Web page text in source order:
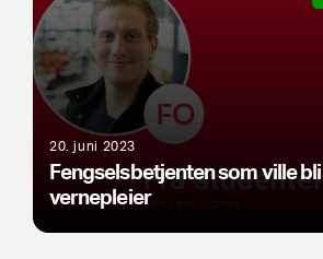
20. juni 2023
Fengselsbetjenten som ville bli
vernepleier